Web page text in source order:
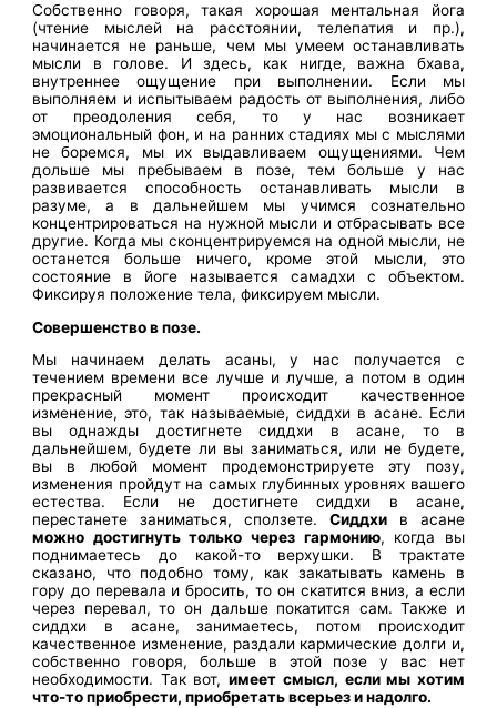
Собственно говоря, такая хорошая ментальная йога
(чтение мыслей на расстоянии, телепатия и пр.),
начинается не раньше, чем мы умеем останавливать
мысли в голове. И здесь, как нигде, важна бхава,
внутреннее ощущение при выполнении. Если мы
выполняем и испытываем радость от выполнения, либо
от преодоления себя, то у нас возникает
эмоциональный фон, и на ранних стадиях мы с мыслями
не боремся, мы их выдавливаем ощущениями. Чем
дольше мы пребываем в позе, тем больше у нас
развивается способность останавливать мысли в
разуме, а в дальнейшем мы учимся сознательно
концентрироваться на нужной мысли и отбрасывать все
другие. Когда мы сконцентрируемся на одной мысли, не
останется больше ничего, кроме этой мысли, это
состояние в йоге называется самадхи с объектом.
Фиксируя положение тела, фиксируем мысли.
Совершенство в позе.
Мы начинаем делать асаны, у нас получается с
течением времени все лучше и лучше, а потом в один
прекрасный момент происходит качественное
изменение, это, так называемые, сиддхи в асане. Если
вы однажды достигнете сиддхи в асане, то в
дальнейшем, будете ли вы заниматься, или не будете,
вы в любой момент продемонстрируете эту позу,
изменения пройдут на самых глубинных уровнях вашего
естества. Если не достигнете сиддхи в асане,
перестанете заниматься, сползете. Сиддхи в асане
можно достигнуть только через гармонию, когда вы
поднимаетесь до какой-то верхушки. В трактате
сказано, что подобно тому, как закатывать камень в
гору до перевала и бросить, то он скатится вниз, а если
через перевал, то он дальше покатится сам. Также и
сиддхи в асане, занимаетесь, потом происходит
качественное изменение, раздали кармические долги и,
собственно говоря, больше в этой позе у вас нет
необходимости. Так вот,имеет смысл, если мы хотим
что-то приобрести, приобретать всерьез и надолго.